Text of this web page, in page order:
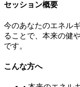
セッション概要
今のあなたのエネル
ることで、本来の健
です。
こんな方へ